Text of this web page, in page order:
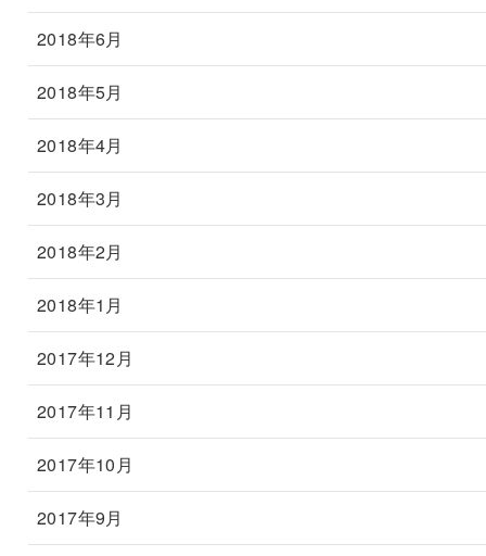
2018年6月
2018年5月
2018年4月
2018年3月
2018年2月
2018年1月
2017年12月
2017年11月
2017年10月
2017年9月